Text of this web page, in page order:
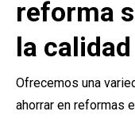
reforma
la calidad
Ofrecemos una
ahorrar en reformas